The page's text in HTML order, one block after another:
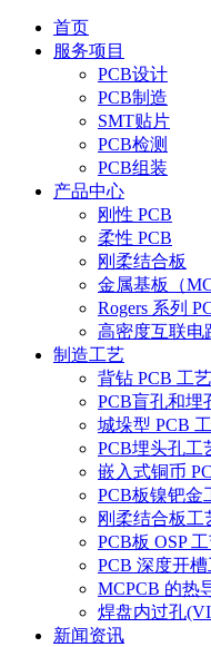
首页
服务项目
PCB设计
PCB制造
SMT贴片
PCB检测
PCB组装
产品中心
刚性 PCB
柔性 PCB
刚柔结合板
金属基板（
Rogers 系列
高密度互联电
制造工艺
背钻 PCB 工艺
PCB盲孔和埋
城垛型 PCB
PCB埋头孔工
嵌入式铜币
PCB板镍钯金
刚柔结合板工
PCB板 OSP
PCB 深度开
MCPCB 的热
焊盘内过孔
新闻资讯